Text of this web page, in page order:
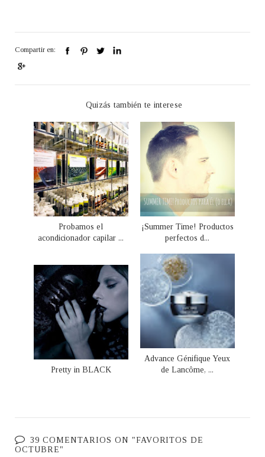
Compartir en:
Quizás también te interese
Probamos el
acondicionador capilar ...
¡Summer Time! Productos
perfectos d...
Pretty in BLACK
Advance Génifique Yeux
de Lancôme, ...
39 COMENTARIOS ON "FAVORITOS DE
OCTUBRE"